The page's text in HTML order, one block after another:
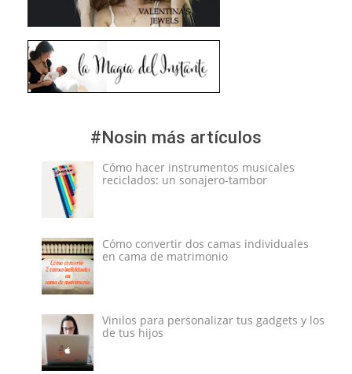
#Nosin más artículos
Cómo hacer instrumentos musicales
reciclados: un sonajero-tambor
Cómo convertir dos camas individuales
en cama de matrimonio
Vinilos para personalizar tus gadgets y los
de tus hijos